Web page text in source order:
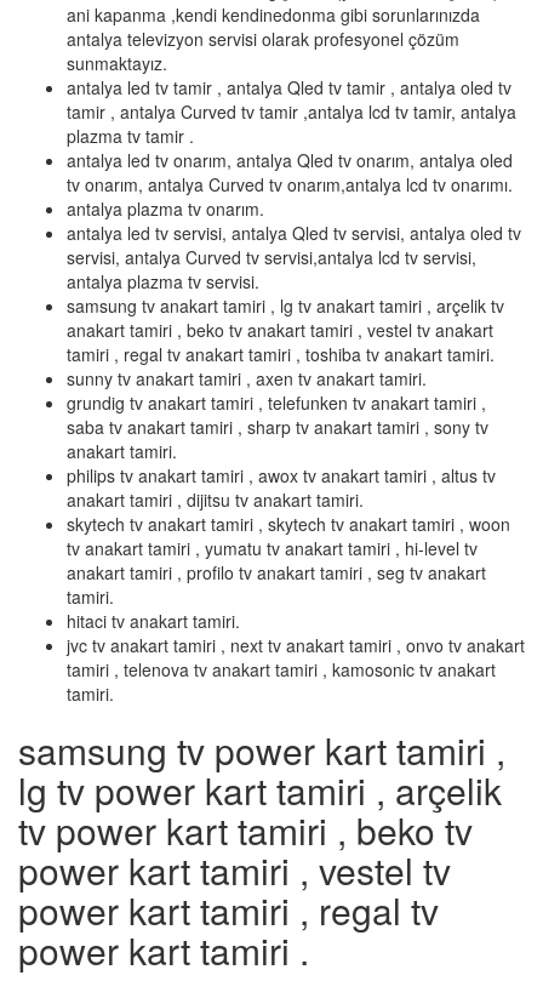
ani kapanma ,kendi kendinedonma gibi sorunlarınızda
antalya televizyon servisi olarak profesyonel çözüm
sunmaktayız.
antalya led tv tamir , antalya Qled tv tamir , antalya oled tv
tamir , antalya Curved tv tamir ,antalya lcd tv tamir, antalya
plazma tv tamir .
antalya led tv onarım, antalya Qled tv onarım, antalya oled
tv onarım, antalya Curved tv onarım,antalya lcd tv onarımı.
antalya plazma tv onarım.
antalya led tv servisi, antalya Qled tv servisi, antalya oled tv
servisi, antalya Curved tv servisi,antalya lcd tv servisi,
antalya plazma tv servisi.
samsung tv anakart tamiri , lg tv anakart tamiri , arçelik tv
anakart tamiri , beko tv anakart tamiri , vestel tv anakart
tamiri , regal tv anakart tamiri , toshiba tv anakart tamiri.
sunny tv anakart tamiri , axen tv anakart tamiri.
grundig tv anakart tamiri , telefunken tv anakart tamiri ,
saba tv anakart tamiri , sharp tv anakart tamiri , sony tv
anakart tamiri.
philips tv anakart tamiri , awox tv anakart tamiri , altus tv
anakart tamiri , dijitsu tv anakart tamiri.
skytech tv anakart tamiri , skytech tv anakart tamiri , woon
tv anakart tamiri , yumatu tv anakart tamiri , hi-level tv
anakart tamiri , profilo tv anakart tamiri , seg tv anakart
tamiri.
hitaci tv anakart tamiri.
jvc tv anakart tamiri , next tv anakart tamiri , onvo tv anakart
tamiri , telenova tv anakart tamiri , kamosonic tv anakart
tamiri.
samsung tv power kart tamiri ,
lg tv power kart tamiri , arçelik
tv power kart tamiri , beko tv
power kart tamiri , vestel tv
power kart tamiri , regal tv
power kart tamiri .